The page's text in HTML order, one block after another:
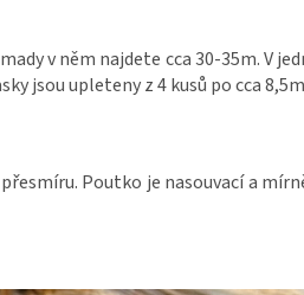
v něm najdete cca 30-35m. V
jsou upleteny z 4 kusů po cca
Poutko je nasouvací a